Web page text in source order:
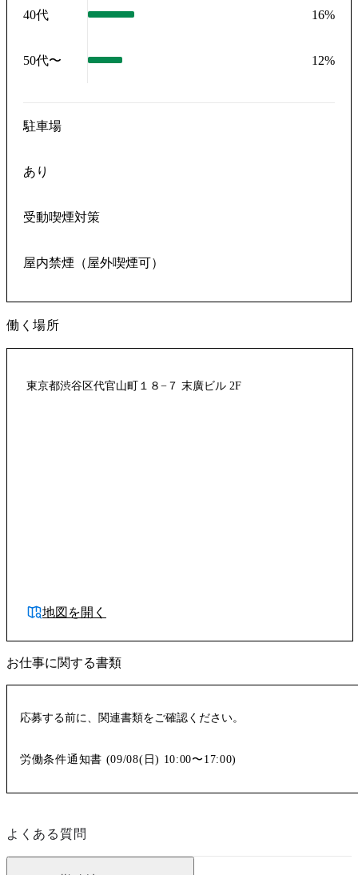
40代 16%
50代〜 12%
駐車場
あり
受動喫煙対策
屋内禁煙（屋外喫煙可）
働く場所
東京都渋谷区代官山町１８−７ 末廣ビル 2F
地図を開く
お仕事に関する書類
応募する前に、関連書類をご確認ください。
労働条件通知書 (09/08(日) 10:00〜17:00)
よくある質問